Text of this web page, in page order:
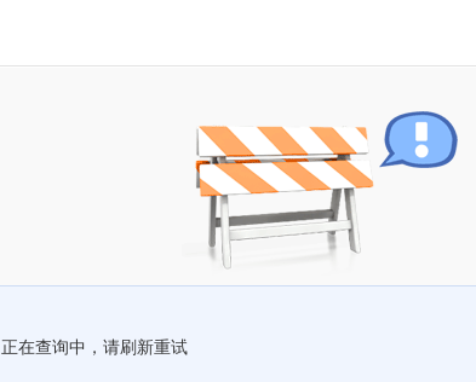
正在查询中，请刷新重试